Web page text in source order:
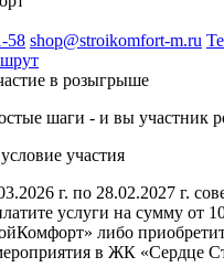
58 shop@stroikomfort-m.ru
в розыгрыше
шаги - и вы участник
участия
г. по 28.02.2027 г.
услуги на сумму от
либо
в ЖК «Сердце